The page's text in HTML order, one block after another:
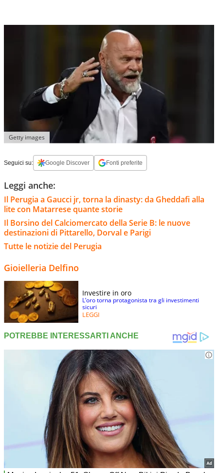
Getty images
Seguici su: Google Discover Fonti preferite
Leggi anche:
Il Perugia a Gaucci jr, torna la dinasty: da Gheddafi alla
lite con Matarrese quante storie
Il Borsino del Calciomercato della Serie B: le nuove
destinazioni di Pittarello, Dorval e Parigi
Tutte le notizie del Perugia
Gioielleria Delfino
Investire in oro
L’oro torna protagonista tra gli investimenti
sicuri
LEGGI